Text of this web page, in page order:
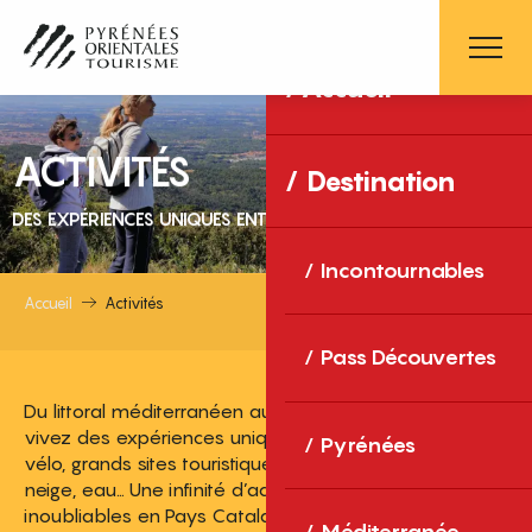
contenu
principal
Accueil
Destination
Incontournables
Pass Découvertes
Pyrénées
ACTIVITÉS
DES EXPÉRIENCES UNIQUES ENTRE MER ET MONTAGNE
Accueil Activités
Du littoral méditerranéen aux sommets pyrénéens,
vivez des expériences uniques : balades, randonnées,
vélo, grands sites touristiques, gastronomie, bien-être,
neige, eau… Une infinité d’activités pour des souvenirs
inoubliables en Pays Catalan !